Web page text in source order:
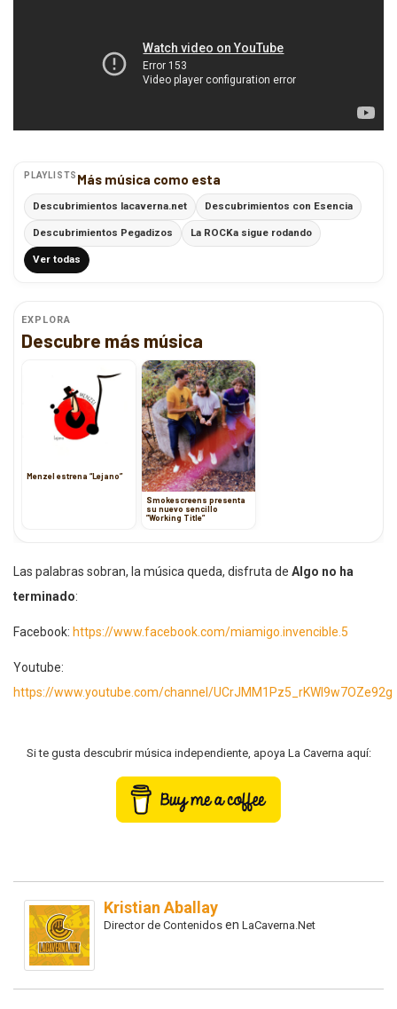
PLAYLISTS Más música como esta
Descubrimientos lacaverna.net Descubrimientos con Esencia
Descubrimientos Pegadizos La ROCKa sigue rodando
Ver todas
EXPLORA
Descubre más música
Menzel estrena “Lejano”
Smokescreens presenta
su nuevo sencillo
”Working Title”
Las palabras sobran, la música queda, disfruta de Algo no ha
terminado:
Facebook: https://www.facebook.com/miamigo.invencible.5
Youtube:
https://www.youtube.com/channel/UCrJMM1Pz5_rKWI9w7OZe92g
Si te gusta descubrir música independiente, apoya La Caverna aquí:
Kristian Aballay
Director de Contenidos en LaCaverna.Net